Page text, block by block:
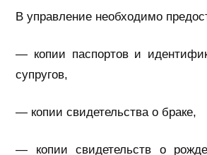
В управление необходимо
— копии паспортов и
супругов,
— копии свидетельства о браке,
— копии свидетельств о